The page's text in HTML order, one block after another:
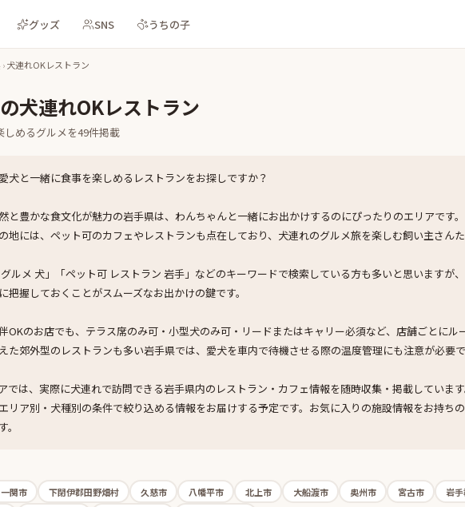
グッズ SNS うちの子
›犬連れOKレストラン
の犬連れOKレストラン
しめるグルメ を49件掲載
犬と一緒に食事を楽しめるレストランをお探しですか？
と豊かな食文化が魅力の岩手県は、わんちゃんと一緒にお出かけするのにぴったりのエリアです
地には、ペット可のカフェやレストランも点在しており、犬連れのグルメ旅を楽しむ飼い主さん
グルメ 犬」「ペット可 レストラン 岩手」などのキーワードで検索している方も多いと思いますが
把握しておくことがスムーズなお出かけの鍵です。
OKのお店でも、テラス席のみ可・小型犬のみ可・リードまたはキャリー必須など、店舗ごとにル
た郊外型のレストランも多い岩手県では、愛犬を車内で待機させる際の温度管理にも注意が必要
では、実際に犬連れで訪問できる岩手県内のレストラン・カフェ情報を随時収集・掲載していま
リア別・犬種別の条件で絞り込める情報をお届けする予定です。お気に入りの施設情報をお持ち
一関市 下閉伊郡田野畑村 久慈市 八幡平市 北上市 大船渡市 奥州市 宮古市
岩